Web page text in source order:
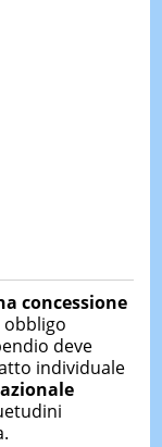
concessione
obbligo
deve
individuale